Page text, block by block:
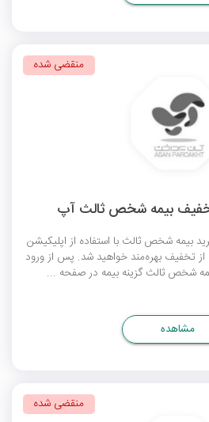
بیمه شخص ثالث با استفاده از اپلیکیشن
هزار تومان از تخفیف بهره‌مند خواهید شد. پس از ورود
شخص ثالث گزینه بیمه در صفحه ...
منقضی شده
مشاهده
منقضی شده